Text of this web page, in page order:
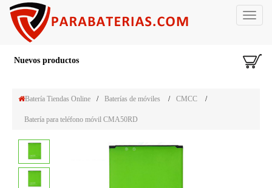
Toggle
Nuevos productos
Batería Tiendas Online / Baterías de móviles / CMCC /
Batería para teléfono móvil CMA50RD